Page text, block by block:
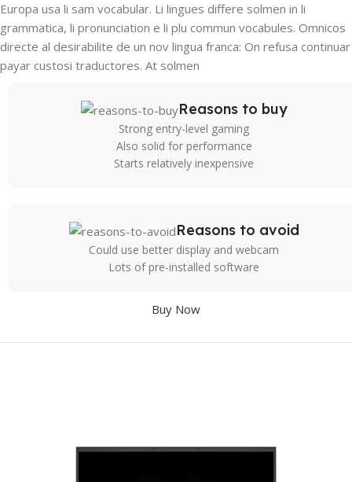
Europa usa li sam vocabular. Li lingues differe solmen in li
grammatica, li pronunciation e li plu commun vocabules. Omnicos
directe al desirabilite de un nov lingua franca: On refusa continuar
payar custosi traductores. At solmen
Reasons to buy
Strong entry-level gaming
Also solid for performance
Starts relatively inexpensive
Reasons to avoid
Could use better display and webcam
Lots of pre-installed software
Buy Now